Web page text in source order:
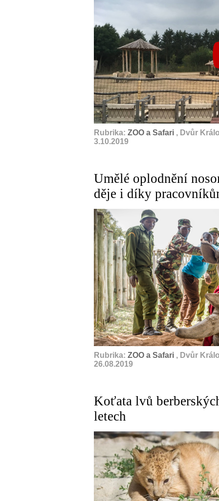
Rubrika: ZOO a Safari , Dvůr
3.10.2019
Umělé oplodnění
děje i díky
Rubrika: ZOO a Safari , Dvůr
26.08.2019
Koťata lvů
letech